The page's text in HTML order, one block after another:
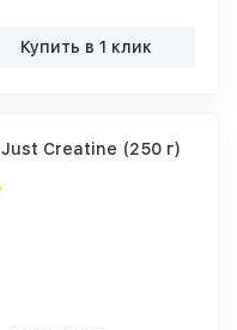
Купить в 1 клик
Creatine (250 г)